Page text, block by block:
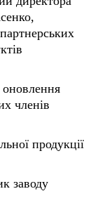
членів
продукції
заводу
директор